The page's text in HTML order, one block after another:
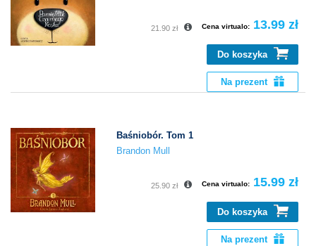
Cena virtualo: 13.99 zł
21.90 zł
Do koszyka
Na prezent
Baśniobór. Tom 1
Brandon Mull
Cena virtualo: 15.99 zł
25.90 zł
Do koszyka
Na prezent